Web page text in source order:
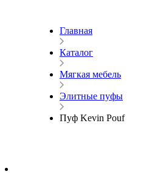
Главная
Каталог
Мягкая мебель
Элитные пуфы
Пуф Kevin Pouf